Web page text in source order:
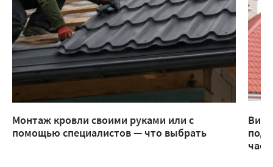
Монтаж кровли своими руками или с
помощью специалистов — что выбрать